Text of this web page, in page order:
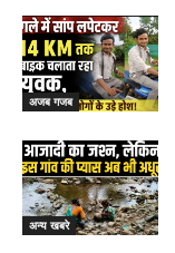
अजब गजब
अन्य खबरे